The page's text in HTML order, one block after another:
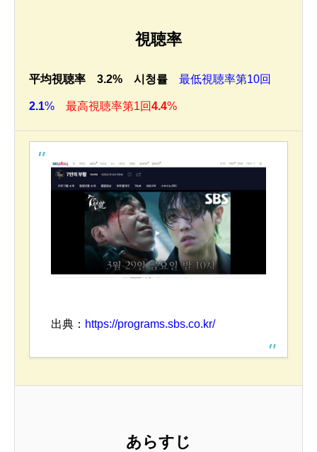
視聴率
平均視聴率 3.2% 시청률 最低視聴率第10回
2.1% 最高視聴率第1回4.4%
出典： https://programs.sbs.co.kr/
あらすじ